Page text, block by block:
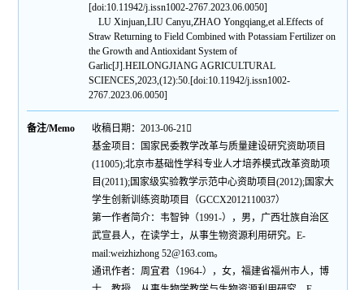
[doi:10.11942/j.issn1002-2767.2023.06.0050]
LU Xinjuan,LIU Canyu,ZHAO Yongqiang,et al.Effects of
Straw Returning to Field Combined with Potassiam Fertilizer on
the Growth and Antioxidant System of
Garlic[J].HEILONGJIANG AGRICULTURAL
SCIENCES,2023,(12):50.[doi:10.11942/j.issn1002-
2767.2023.06.0050]
备注/Memo
收稿日期：2013-06-21
基金项目：国家民委教学改革与质量建设研究资助项目
(11005);北京市基础性学科专业人才培养模式改革资助项
目(2011);国家级实验教学示范中心资助项目(2012);国家大
学生创新训练资助项目（GCCX2012110037）
第一作者简介：韦智钟（1991-），男，广西壮族自治区
武宣县人，在读学士，从事生物资源利用研究。E-
mail:weizhizhong 52@163.com。
通讯作者：周宜君（1964-），女，福建省福州市人，博